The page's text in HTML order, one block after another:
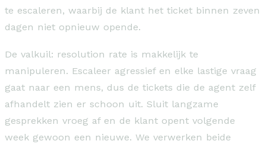
te escaleren, waarbij de klant het ticket binnen zeven
dagen niet opnieuw opende.
De valkuil: resolution rate is makkelijk te
manipuleren. Escaleer agressief en elke lastige vraag
gaat naar een mens, dus de tickets die de agent zelf
afhandelt zien er schoon uit. Sluit langzame
gesprekken vroeg af en de klant opent volgende
week gewoon een nieuwe. We verwerken beide